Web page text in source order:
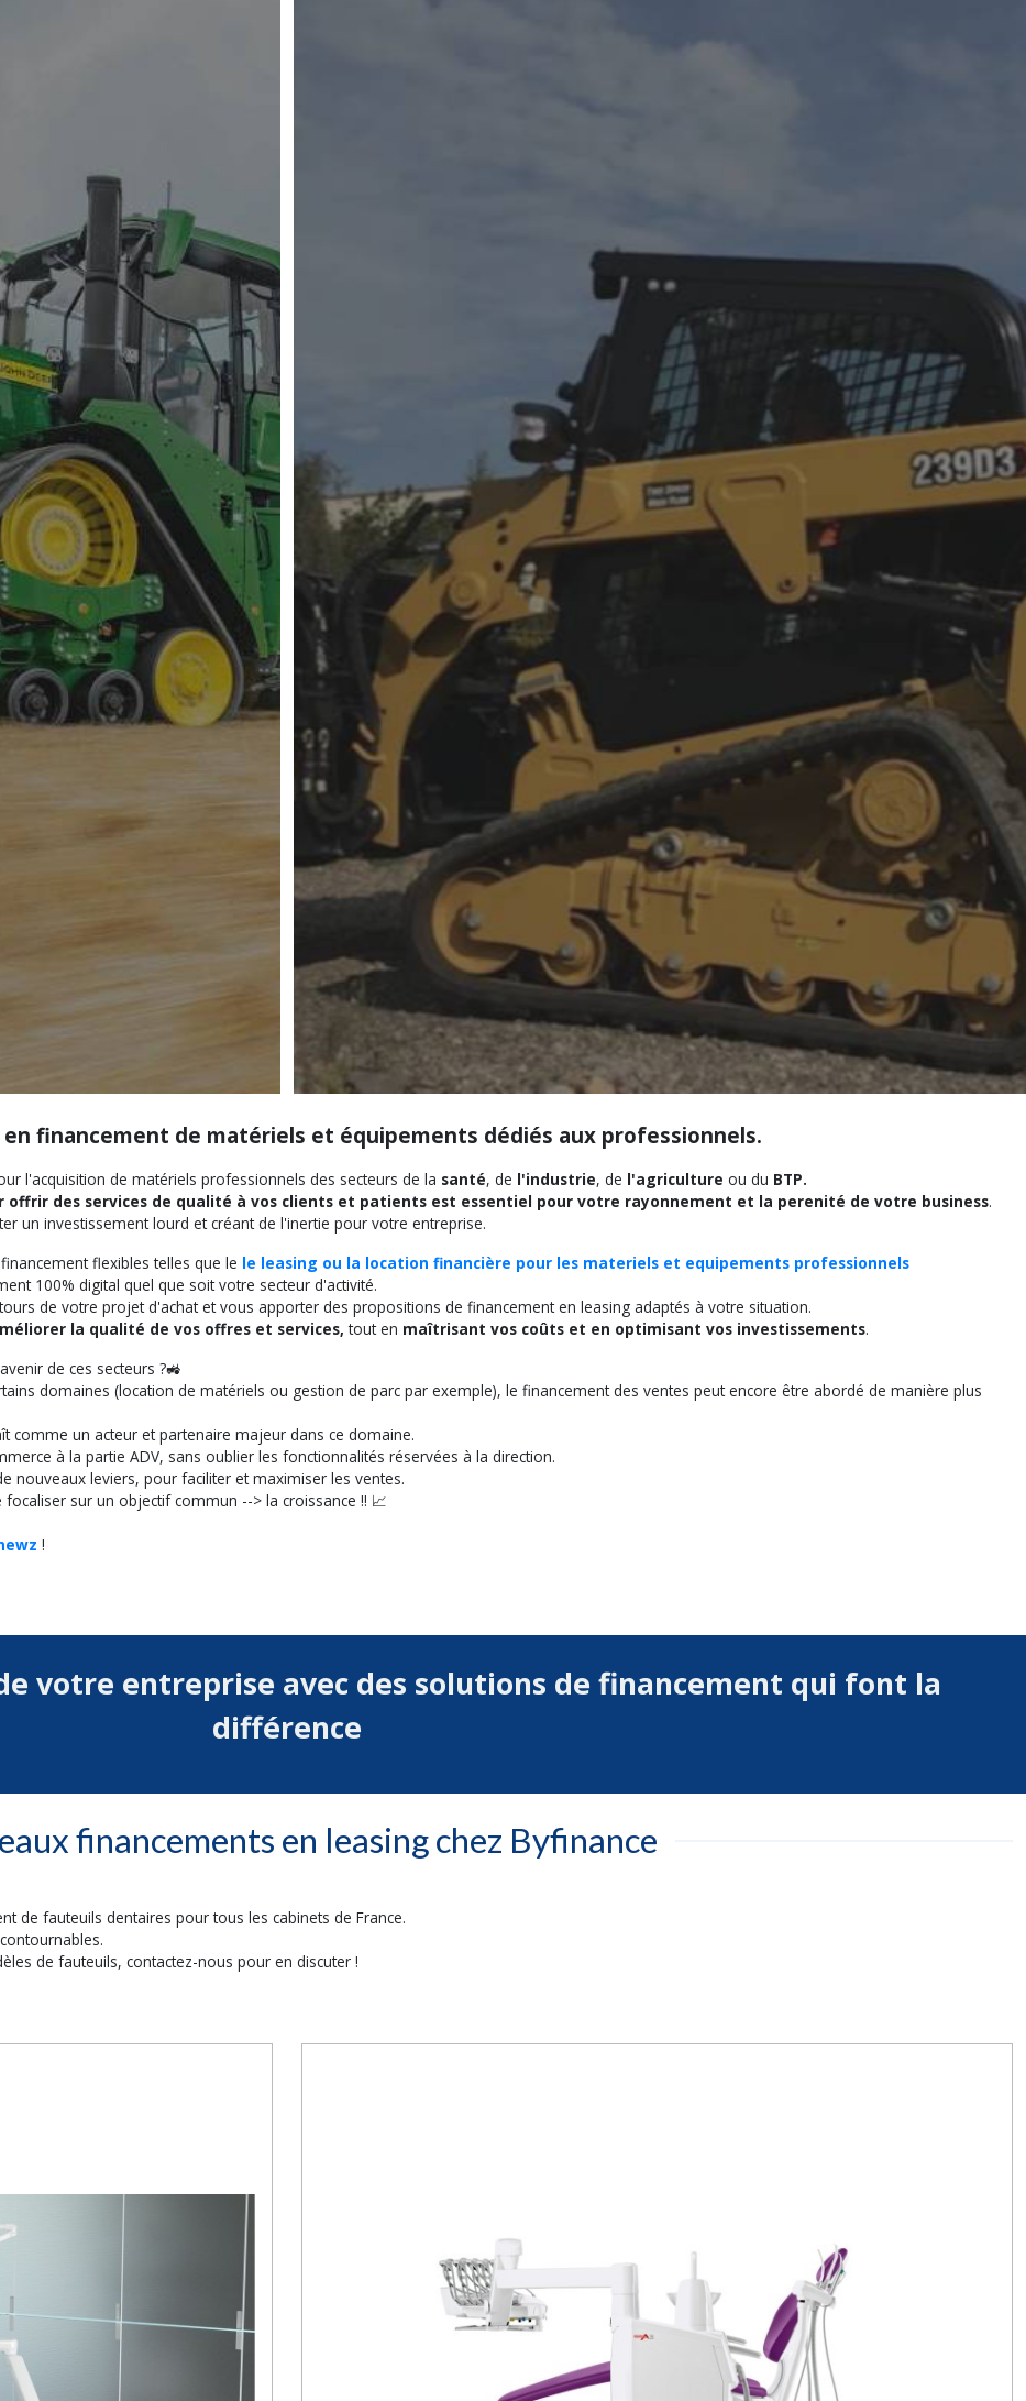
en financement de matériels et équipements dédiés aux professionnels.
l'acquisition de matériels professionnels des secteurs de la santé, de l'industrie, de l'agriculture ou du BTP.
des services de qualité à vos clients et patients est essentiel pour votre rayonnement et la perenité de votre business.
un investissement lourd et créant de l'inertie pour votre entreprise.
flexibles telles que le le leasing ou la location financière pour les materiels et equipements professionnels
100% digital quel que soit votre secteur d'activité.
de votre projet d'achat et vous apporter des propositions de financement en leasing adaptés à votre situation.
la qualité de vos offres et services,tout en maîtrisant vos coûts et en optimisant vos investissements.
de ces secteurs ?🚜
domaines (location de matériels ou gestion de parc par exemple), le financement des ventes peut encore être abordé de manière plus
comme un acteur et partenaire majeur dans ce domaine.
à la partie ADV, sans oublier les fonctionnalités réservées à la direction.
nouveaux leviers, pour faciliter et maximiser les ventes.
sur un objectif commun --> la croissance !! 📈
!
votre entreprise avec des solutions de financement qui font la
différence
financements en leasing chez Byfinance
de fauteuils dentaires pour tous les cabinets de France.
de fauteuils, contactez-nous pour en discuter !